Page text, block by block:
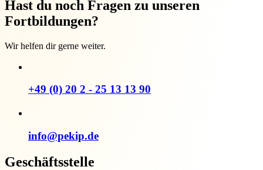
Hast du noch Fragen zu unseren
Fortbildungen?
Wir helfen dir gerne weiter.
+49 (0) 20 2 - 25 13 13 90
info@pekip.de
Geschäftsstelle